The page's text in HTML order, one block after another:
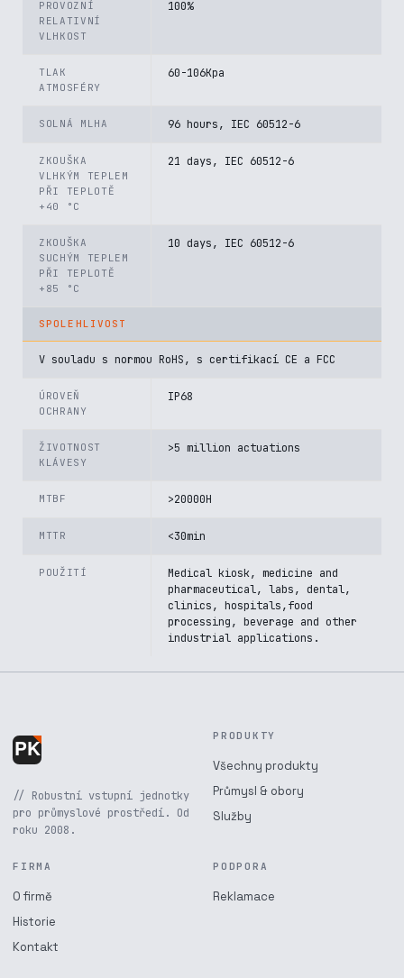
PROVOZNÍ
RELATIVNÍ
VLHKOST
100%
TLAK
ATMOSFÉRY
60-106Kpa
SOLNÁ MLHA 96 hours, IEC 60512-6
ZKOUŠKA
VLHKÝM TEPLEM
PŘI TEPLOTĚ
+40 °C
21 days, IEC 60512-6
ZKOUŠKA
SUCHÝM TEPLEM
PŘI TEPLOTĚ
+85 °C
10 days, IEC 60512-6
SPOLEHLIVOST
V souladu s normou RoHS, s certifikací CE a FCC
ÚROVEŇ
OCHRANY
IP68
ŽIVOTNOST
KLÁVESY
>5 million actuations
MTBF >20000H
MTTR <30min
POUŽITÍ
Medical kiosk, medicine and
pharmaceutical, labs, dental,
clinics, hospitals,food
processing, beverage and other
industrial applications.
// Robustní vstupní jednotky
pro průmyslové prostředí. Od
roku 2008.
PRODUKTY
Všechny produkty
Průmysl & obory
Služby
FIRMA
O firmě
Historie
Kontakt
PODPORA
Reklamace